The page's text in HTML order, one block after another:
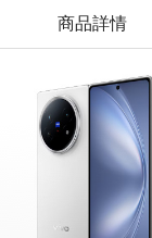
商品詳情